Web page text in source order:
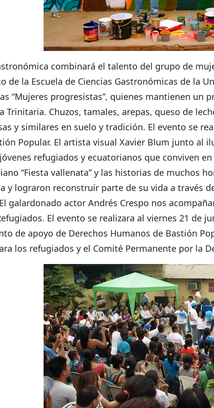
combinará el talento del grupo de
de la Escuela de Ciencias Gastronómicas de la
“Mujeres progresistas”, quienes mantienen
Trinitaria. Chuzos, tamales, arepas, queso de
y similares en suelo y tradición. El evento se
Popular. El artista visual Xavier Blum junto al
refugiados y ecuatorianos que conviven
“Fiesta vallenata” y las historias de muchos
y lograron reconstruir parte de su vida a través
galardonado actor Andrés Crespo nos
El evento se realizara al viernes 21 de
de apoyo de Derechos Humanos de Bastión
los refugiados y el Comité Permanente por la